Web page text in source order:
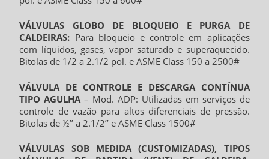
VÁLVULAS GLOBO DE BLOQUEIO E PURGA DE
CALDEIRAS: Para bloqueio e controle em aplicações
com líquidos, gases, vapor saturado e superaquecido.
Bitolas de 1/2 a 2.1/2 pol. e ASME Class 150 a 2500#
VÁLVULA DE CONTROLE E DESCARGA CONTÍNUA
TIPO AGULHA – Mod. ADP: Utilizadas em serviços de
controle de vazão para altos diferenciais de pressão.
Bitolas de ½’’ a 2.1/2’’ e ASME Class 1500#
VÁLVULAS SOB MEDIDA (CUSTOMIZADAS), TIPOS